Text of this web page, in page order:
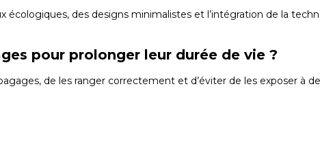
écologiques, des designs minimalistes et l’intégration de la
pour prolonger leur durée de vie ?
de les ranger correctement et d’éviter de les exposer à